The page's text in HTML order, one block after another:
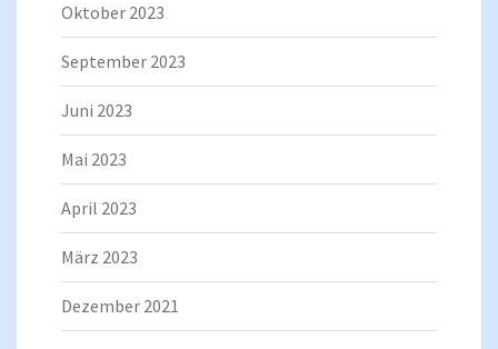
Oktober 2023
September 2023
Juni 2023
Mai 2023
April 2023
März 2023
Dezember 2021